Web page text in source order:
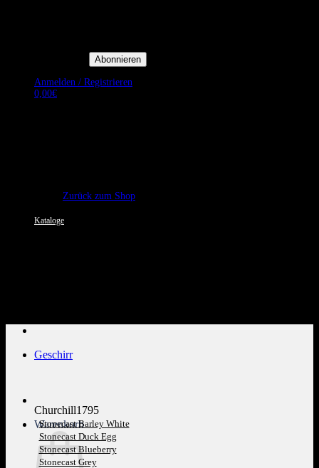
Anmelden / Registrieren
0,00€
Zurück zum Shop
Kataloge
Warenkorb
Geschirr
Churchill1795
Stonecast Barley White
Stonecast Duck Egg
Stonecast Blueberry
Stonecast Grey